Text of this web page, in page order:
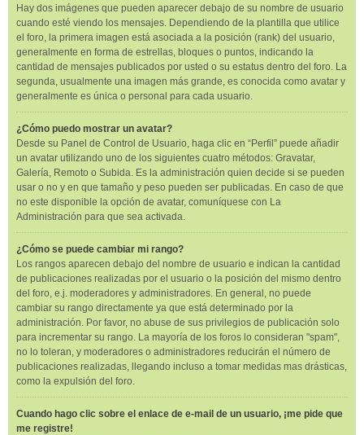
Hay dos imágenes que pueden aparecer debajo de su nombre de usuario
cuando esté viendo los mensajes. Dependiendo de la plantilla que utilice
el foro, la primera imagen está asociada a la posición (rank) del usuario,
generalmente en forma de estrellas, bloques o puntos, indicando la
cantidad de mensajes publicados por usted o su estatus dentro del foro. La
segunda, usualmente una imagen más grande, es conocida como avatar y
generalmente es única o personal para cada usuario.
¿Cómo puedo mostrar un avatar?
Desde su Panel de Control de Usuario, haga clic en “Perfil” puede añadir
un avatar utilizando uno de los siguientes cuatro métodos: Gravatar,
Galería, Remoto o Subida. Es la administración quien decide si se pueden
usar o no y en que tamaño y peso pueden ser publicadas. En caso de que
no este disponible la opción de avatar, comuníquese con La
Administración para que sea activada.
¿Cómo se puede cambiar mi rango?
Los rangos aparecen debajo del nombre de usuario e indican la cantidad
de publicaciones realizadas por el usuario o la posición del mismo dentro
del foro, e.j. moderadores y administradores. En general, no puede
cambiar su rango directamente ya que está determinado por la
administración. Por favor, no abuse de sus privilegios de publicación solo
para incrementar su rango. La mayoría de los foros lo consideran "spam",
no lo toleran, y moderadores o administradores reducirán el número de
publicaciones realizadas, llegando incluso a tomar medidas mas drásticas,
como la expulsión del foro.
Cuando hago clic sobre el enlace de e-mail de un usuario, ¡me pide que
me registre!